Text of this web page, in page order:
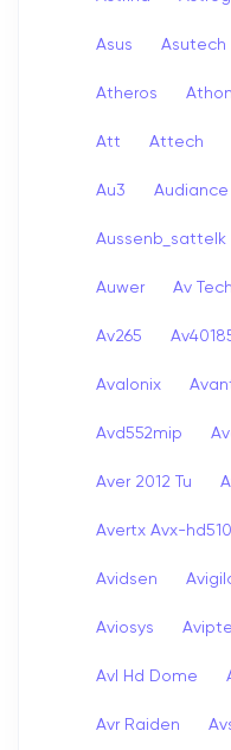
Asus Asutech
Atheros
Att Attech
Au3 Audiance
Aussenb_sattelk
Auwer Av Tech
Av265
Avalonix
Avd552mip
Aver 2012 Tu
Avertx Avx-hd510
Avidsen
Aviosys
Avl Hd Dome
Avr Raiden